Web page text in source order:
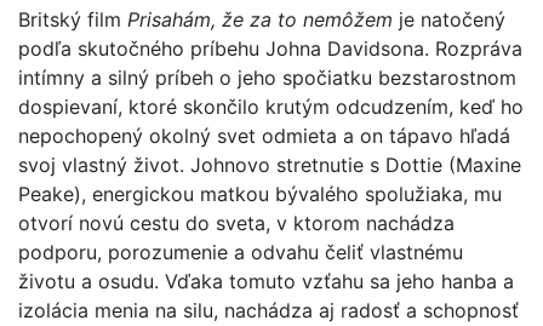
Britský film Prisahám, že za to nemôžem je natočený
podľa skutočného príbehu Johna Davidsona. Rozpráva
intímny a silný príbeh o jeho spočiatku bezstarostnom
dospievaní, ktoré skončilo krutým odcudzením, keď ho
nepochopený okolný svet odmieta a on tápavo hľadá
svoj vlastný život. Johnovo stretnutie s Dottie (Maxine
Peake), energickou matkou bývalého spolužiaka, mu
otvorí novú cestu do sveta, v ktorom nachádza
podporu, porozumenie a odvahu čeliť vlastnému
životu a osudu. Vďaka tomuto vzťahu sa jeho hanba a
izolácia menia na silu, nachádza aj radosť a schopnosť